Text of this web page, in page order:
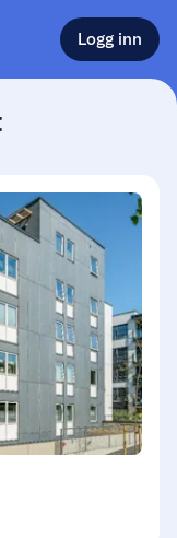
Logg inn